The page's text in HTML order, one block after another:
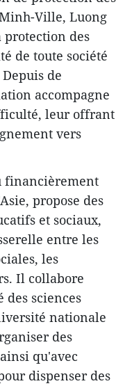
Ville, Luong
protection des
de toute société
de
accompagne
leur offrant
vers
financièrement
propose des
et sociaux,
entre les
les
Il collabore
sciences
nationale
des
qu'avec
dispenser des